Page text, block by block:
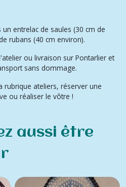
entrelac de saules (30 cm de
rubans (40 cm environ).
ou livraison sur Pontarlier et
sans dommage.
rubrique ateliers, réserver une
ou réaliser le vôtre !
aussi être